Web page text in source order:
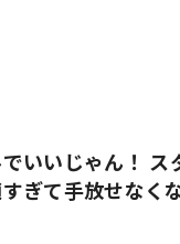
いいじゃん！ ス
ぎて手放せなく